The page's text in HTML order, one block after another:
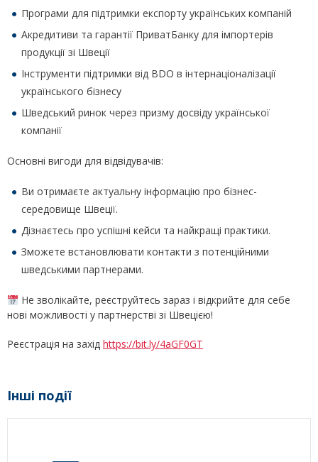
Програми для підтримки експорту українських компаній
Акредитиви та гарантії ПриватБанку для імпортерів
продукції зі Швеції
Інструменти підтримки від BDO в інтернаціоналізації
українського бізнесу
Шведський ринок через призму досвіду української
компанії
Основні вигоди для відвідувачів:
Ви отримаєте актуальну інформацію про бізнес-
середовище Швеції.
Дізнаєтесь про успішні кейси та найкращі практики.
Зможете встановлювати контакти з потенційними
шведськими партнерами.
Не зволікайте, реєструйтесь зараз і відкрийте для себе
нові можливості у партнерстві зі Швецією!
Реєстрація на захід https://bit.ly/4aGF0GT
Інші події